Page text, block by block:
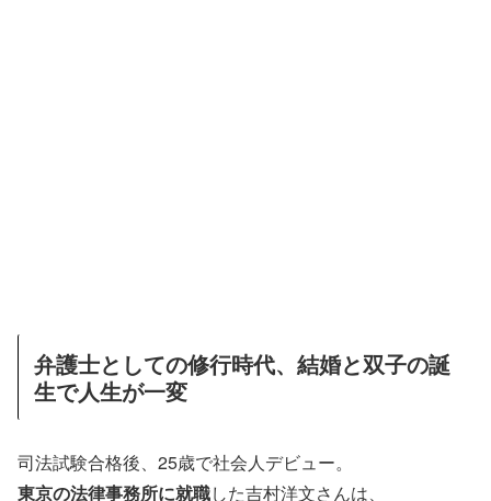
弁護士としての修行時代、結婚と双子の誕
生で人生が一変
司法試験合格後、25歳で社会人デビュー。
東京の法律事務所に就職した吉村洋文さんは、